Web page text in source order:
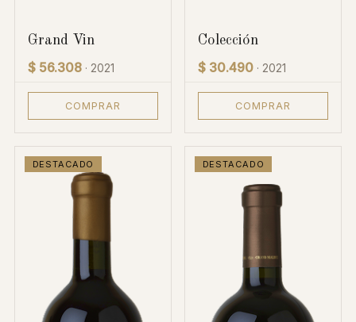
Grand Vin
$ 56.308 · 2021
COMPRAR
Colección
$ 30.490 · 2021
COMPRAR
DESTACADO DESTACADO